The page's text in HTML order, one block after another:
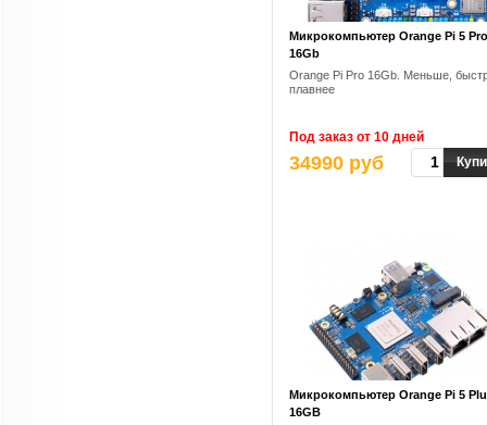
Микрокомпьютер Orange Pi 5 Pro
16Gb
Orange Pi Pro 16Gb. Меньше,
плавнее
Под заказ от 10 дней
34990 руб
Микрокомпьютер Orange Pi 5
16GB